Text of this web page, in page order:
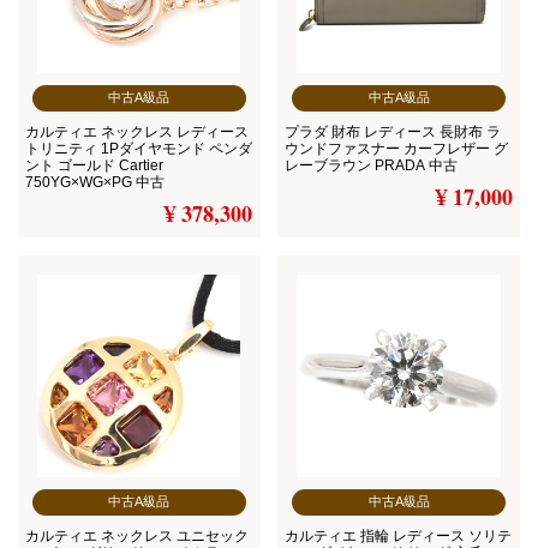
中古A級品
カルティエ ネックレス レディース
トリニティ 1Pダイヤモンド ペンダ
ント ゴールド Cartier
750YG×WG×PG 中古
¥ 378,300
中古A級品
プラダ 財布 レディース 長財布 ラ
ウンドファスナー カーフレザー グ
レーブラウン PRADA 中古
¥ 17,000
中古A級品
カルティエ ネックレス ユニセック
中古A級品
カルティエ 指輪 レディース ソリテ